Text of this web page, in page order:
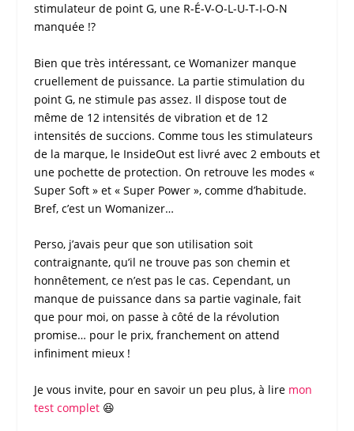
stimulateur de point G, une R-É-V-O-L-U-T-I-O-N
manquée !?
Bien que très intéressant, ce Womanizermanque
cruellement de puissance. La partie stimulation du
point G, ne stimule pas assez. Il dispose tout de
même de 12 intensités de vibration et de 12
intensités de succions. Comme tous les stimulateurs
de la marque, le InsideOut est livré avec 2 embouts et
une pochette de protection. On retrouve les modes «
Super Soft » et « Super Power », comme d’habitude.
Bref, c’est un Womanizer…
Perso, j’avais peur que son utilisation soit
contraignante, qu’il ne trouve pas son chemin et
honnêtement, ce n’est pas le cas. Cependant, un
manque de puissance dans sa partie vaginale, fait
que pour moi, on passe à côté de la révolution
promise… pour le prix, franchement on attend
infiniment mieux !
Je vous invite, pour en savoir un peu plus, à lire mon
test complet😆